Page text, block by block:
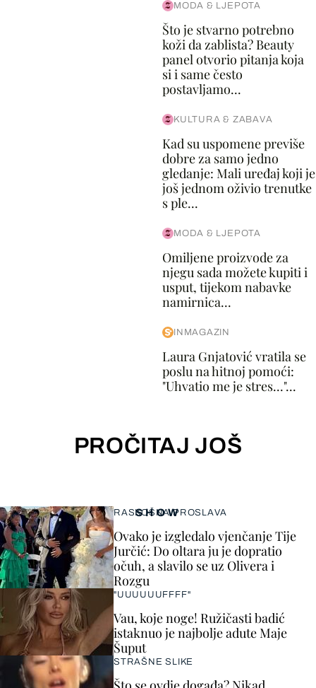
MODA & LJEPOTA
Što je stvarno potrebno
koži da zablista? Beauty
panel otvorio pitanja koja
si i same često
postavljamo...
KULTURA & ZABAVA
Kad su uspomene previše
dobre za samo jedno
gledanje: Mali uređaj koji je
još jednom oživio trenutke
s ple...
MODA & LJEPOTA
Omiljene proizvode za
njegu sada možete kupiti i
usput, tijekom nabavke
namirnica...
INMAGAZIN
Laura Gnjatović vratila se
poslu na hitnoj pomoći:
"Uhvatio me je stres..."...
PROČITAJ JOŠ
SHOW
RASKOŠNA PROSLAVA
Ovako je izgledalo vjenčanje Tije
Jurčić: Do oltara ju je dopratio
očuh, a slavilo se uz Olivera i
Rozgu
"UUUUUUFFFF"
Vau, koje noge! Ružičasti badić
istaknuo je najbolje adute Maje
Šuput
STRAŠNE SLIKE